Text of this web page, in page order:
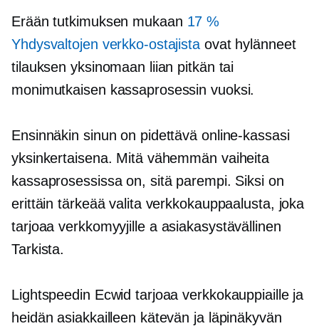
Erään tutkimuksen mukaan 17 %
Yhdysvaltojen verkko-ostajista ovat hylänneet
tilauksen yksinomaan liian pitkän tai
monimutkaisen kassaprosessin vuoksi.
Ensinnäkin sinun on pidettävä online-kassasi
yksinkertaisena. Mitä vähemmän vaiheita
kassaprosessissa on, sitä parempi. Siksi on
erittäin tärkeää valita verkkokauppaalusta, joka
tarjoaa verkkomyyjille a asiakasystävällinen
Tarkista.
Lightspeedin Ecwid tarjoaa verkkokauppiaille ja
heidän asiakkailleen kätevän ja läpinäkyvän